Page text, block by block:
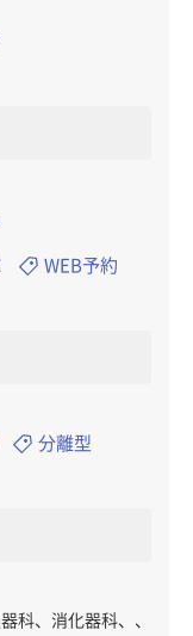
WEB予約
分離型
科、消化器科、、